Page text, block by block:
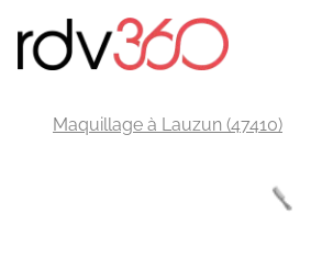
Maquillage à Lauzun (47410)